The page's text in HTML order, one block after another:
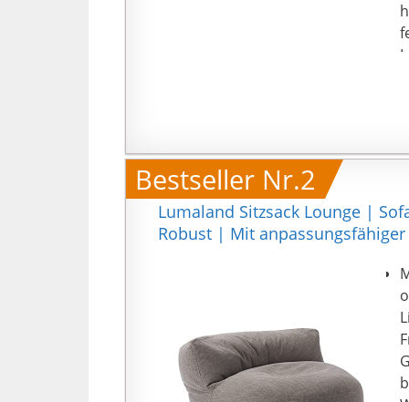
Bestseller Nr.2
Lumaland Sitzsack Lounge |
Robust | Mit